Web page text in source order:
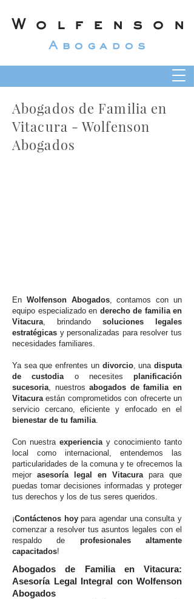
Wolfenson
Abogados
Abogados de Familia en
Vitacura - Wolfenson
Abogados
En Wolfenson Abogados, contamos con un
equipo especializado en derecho de familia en
Vitacura, brindando soluciones legales
estratégicas y personalizadas para resolver tus
necesidades familiares.
Ya sea que enfrentes un divorcio, unadisputa
de custodiao necesites planificación
sucesoria, nuestrosabogados de familia en
Vitacuraestán comprometidos con ofrecerte un
servicio cercano, eficiente y enfocado en el
bienestar de tu familia.
Con nuestra experienciay conocimiento tanto
local como internacional, entendemos las
particularidades de la comuna y te ofrecemos la
mejor asesoría legal en Vitacurapara que
puedas tomar decisiones informadas y proteger
tus derechos y los de tus seres queridos.
¡Contáctenos hoypara agendar una consulta y
comenzar a resolver tus asuntos legales con el
respaldo de profesionales altamente
capacitados!
Abogados de Familia en Vitacura:
Asesoría Legal Integral con Wolfenson
Abogados